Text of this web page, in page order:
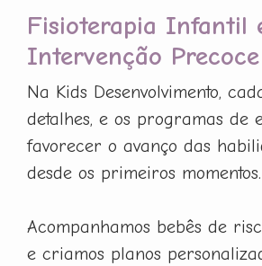
Fisioterapia Infantil
Intervenção Precoce
Na Kids Desenvolvimento,
detalhes, e os programas de
favorecer o avanço das
desde os primeiros momentos.
Acompanhamos bebês de
e criamos planos